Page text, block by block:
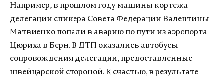
Например, в прошлом году машины кортежа
делегации спикера Совета Федерации Валентины
Матвиенко попали в аварию по пути из аэропорта
Цюриха в Берн. В ДТП оказались автобусы
сопровождения делегации, предоставленные
швейцарской стороной. К счастью, в результате